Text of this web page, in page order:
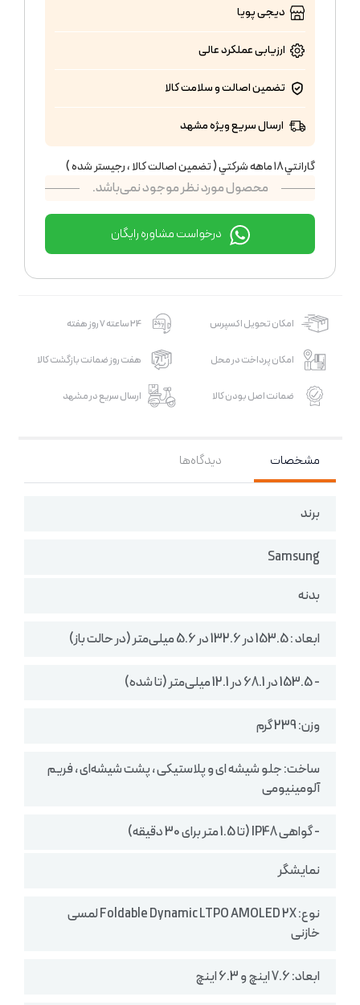
دیجی پویا
ارزیابی عملکردعالی
تضمین اصالت و سلامت کالا
ارسال سریع ویژه مشهد
گارانتي ١٨ ماهه شركتي ( تضمين اصالت كالا ، رجيستر شده )
محصول مورد نظر موجود نمی‌باشد.
درخواست مشاوره رایگان
امکان تحویل اکسپرس 24 ساعته 7 روز هفته
امکان پرداخت در محل هفت روز ضمانت بازگشت کالا
ضمانت اصل بودن کالا ارسال سریع در مشهد
مشخصات دیدگاه‌ها
برند
Samsung
بدنه
ابعاد : 153.5 در 132.6 در 5.6 میلی‌متر (در حالت باز)
- 153.5 در 68.1 در 12.1 میلی‌متر (تا شده)
وزن: 239 گرم
ساخت: جلو شیشه ای و پلاستیکی ، پشت شیشه‌ای ، فریم
آلومینیومی
- گواهی IP48 (تا 1.5 متر برای 30 دقیقه)
نمایشگر
نوع: Foldable Dynamic LTPO AMOLED 2X لمسی
خازنی
ابعاد: 7.6 اینچ و 6.3 اینچ